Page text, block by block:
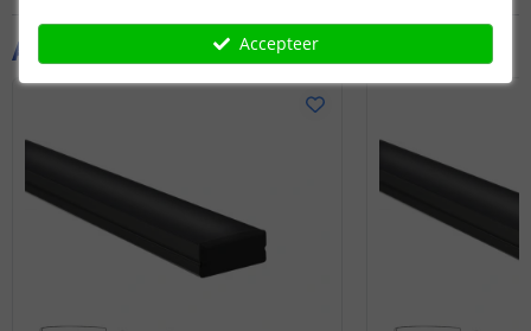
Aanvullende producten
Accepteer